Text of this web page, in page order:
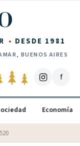
DESDE 1981
BUENOS AIRES
f
Economía